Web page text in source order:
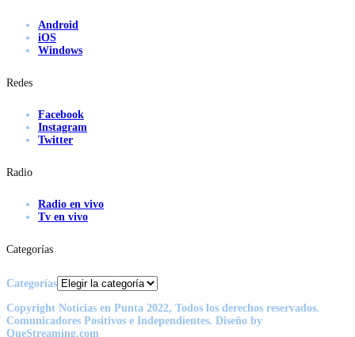
Android
iOS
Windows
Redes
Facebook
Instagram
Twitter
Radio
Radio en vivo
Tv en vivo
Categorías
Categorías
Copyright Noticias en Punta 2022, Todos los derechos reservados.
Comunicadores Positivos e Independientes. Diseño by
QueStreaming.com